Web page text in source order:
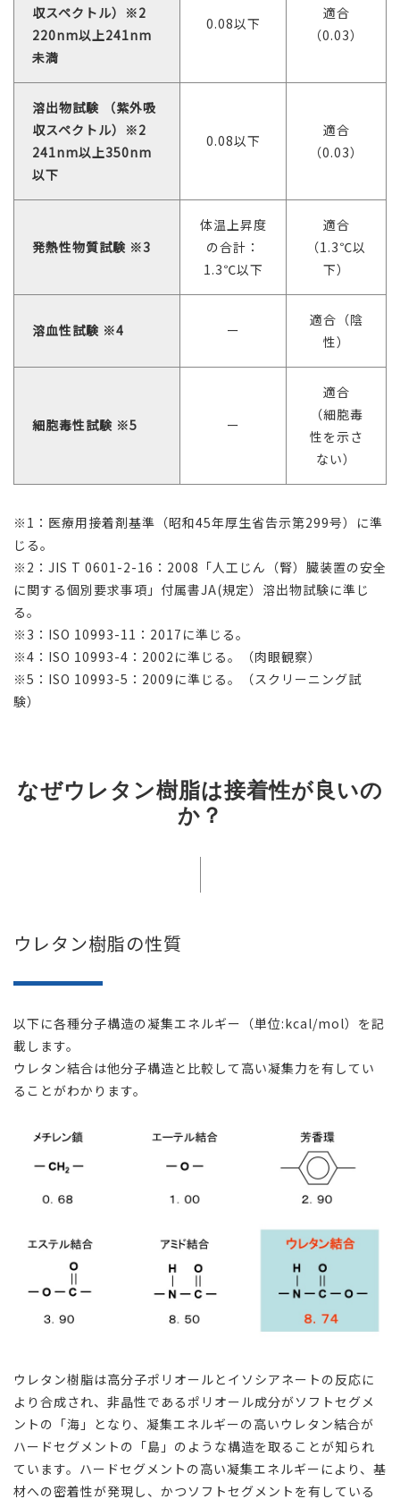
収スペクトル）※2
220nm以上241nm
未満
0.08以下
適合
（0.03）
溶出物試験 （紫外吸
収スペクトル）※2
241nm以上350nm
以下
0.08以下
適合
（0.03）
発熱性物質試験 ※3
体温上昇度
の合計：
1.3℃以下
適合
（1.3℃以
下）
溶血性試験 ※4 ー
適合（陰
性）
細胞毒性試験 ※5 ー
適合
（細胞毒
性を示さ
ない）
※1：医療用接着剤基準（昭和45年厚生省告示第299号）に準
じる。
※2：JIS T 0601-2-16：2008「人工じん（腎）臓装置の安全
に関する個別要求事項」付属書JA(規定）溶出物試験に準じ
る。
※3：ISO 10993-11：2017に準じる。
※4：ISO 10993-4：2002に準じる。（肉眼観察）
※5：ISO 10993-5：2009に準じる。（スクリーニング試
験）
なぜウレタン樹脂は接着性が良いの
か？
ウレタン樹脂の性質
以下に各種分子構造の凝集エネルギー（単位:kcal/mol）を記
載します。
ウレタン結合は他分子構造と比較して高い凝集力を有してい
ることがわかります。
ウレタン樹脂は高分子ポリオールとイソシアネートの反応に
より合成され、非晶性であるポリオール成分がソフトセグメ
ントの「海」となり、凝集エネルギーの高いウレタン結合が
ハードセグメントの「島」のような構造を取ることが知られ
ています。ハードセグメントの高い凝集エネルギーにより、基
材への密着性が発現し、かつソフトセグメントを有している